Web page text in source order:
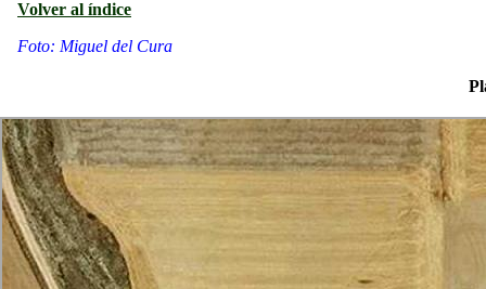
Volver al índice
Foto: Miguel del Cura